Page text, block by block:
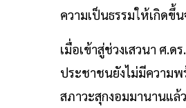
ความเป็นธรรมให้เกิดขึ้
เมื่อเข้าสู่ช่วงเสวนา ศ.
ประชาชนยังไม่มีความ
สภาวะสุกงอมมานานแล้